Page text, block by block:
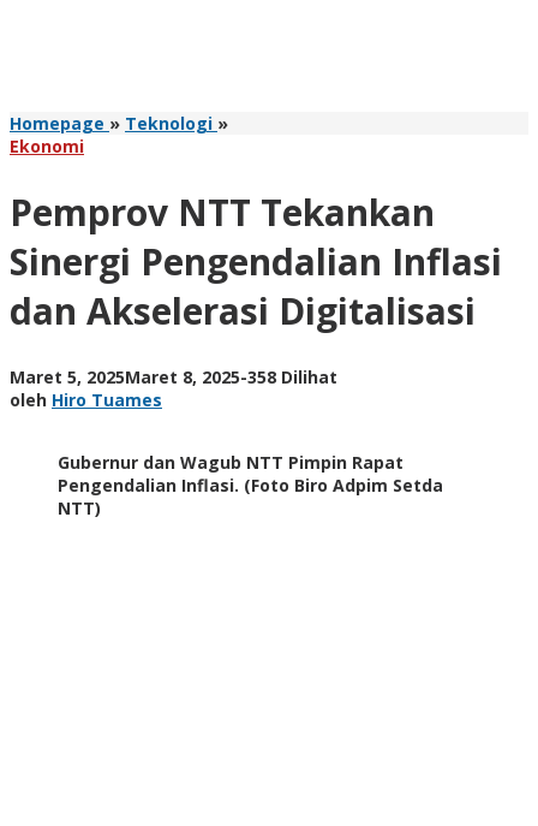
Homepage » Teknologi »Pemprov
Pengendalian
dan
Akselerasi
Digitalisasi
Ekonomi
Pemprov NTT Tekankan
Sinergi Pengendalian Inflasi
dan Akselerasi Digitalisasi
Maret 5, 2025Maret 8, 2025oleh
-358 Dilihat
oleh Hiro Tuames
Gubernur dan Wagub NTT Pimpin Rapat
Pengendalian Inflasi. (Foto Biro Adpim Setda
NTT)